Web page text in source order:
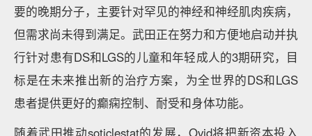
要的晚期分子，主要针对罕见的神经和神经肌肉疾病，
但需求尚未得到满足。武田正在努力和方便地启动并执
行针对患有DS和LGS的儿童和年轻成人的3期研究，目
标是在未来推出新的治疗方案，为全世界的DS和LGS
患者提供更好的癫痫控制、耐受和身体功能。
随着武田推动soticlestat的发展，Ovid将把新资本投入